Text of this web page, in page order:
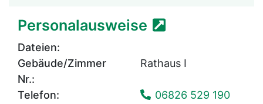
Personalausweise
Dateien:
Gebäude/Zimmer
Nr.:
Rathaus I
Telefon:
06826 529 190